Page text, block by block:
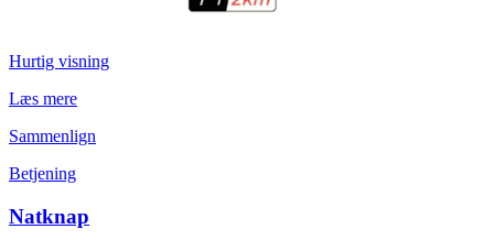
Hurtig visning
Læs mere
Sammenlign
Betjening
Natknap